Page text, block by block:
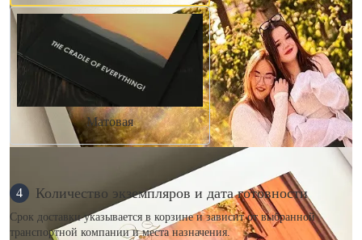
Матовая
4 Количество экземпляров и дата готовности
Срок доставки указывается в корзине и зависит от выбранной
транспортной компании и места назначения.